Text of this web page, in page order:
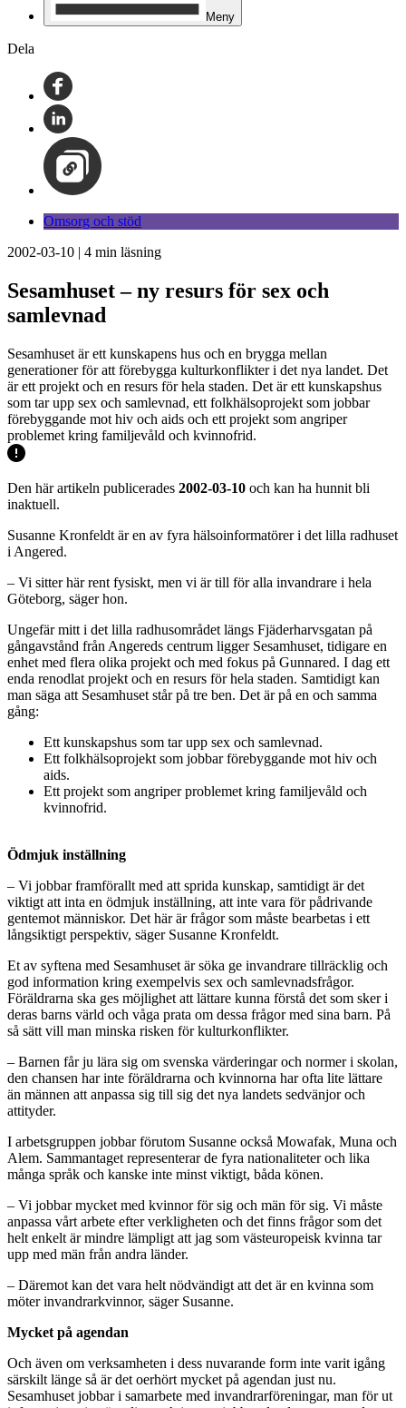
Meny
Dela
Omsorg och stöd
2002-03-10 | 4 min läsning
Sesamhuset – ny resurs för sex och
samlevnad
Sesamhuset är ett kunskapens hus och en brygga mellan
generationer för att förebygga kulturkonflikter i det nya landet. Det
är ett projekt och en resurs för hela staden. Det är ett kunskapshus
som tar upp sex och samlevnad, ett folkhälsoprojekt som jobbar
förebyggande mot hiv och aids och ett projekt som angriper
problemet kring familjevåld och kvinnofrid.
Den här artikeln publicerades 2002-03-10 och kan ha hunnit bli
inaktuell.
Susanne Kronfeldt är en av fyra hälsoinformatörer i det lilla radhuset
i Angered.
– Vi sitter här rent fysiskt, men vi är till för alla invandrare i hela
Göteborg, säger hon.
Ungefär mitt i det lilla radhusområdet längs Fjäderharvsgatan på
gångavstånd från Angereds centrum ligger Sesamhuset, tidigare en
enhet med flera olika projekt och med fokus på Gunnared. I dag ett
enda renodlat projekt och en resurs för hela staden. Samtidigt kan
man säga att Sesamhuset står på tre ben. Det är på en och samma
gång:
Ett kunskapshus som tar upp sex och samlevnad.
Ett folkhälsoprojekt som jobbar förebyggande mot hiv och
aids.
Ett projekt som angriper problemet kring familjevåld och
kvinnofrid.
Ödmjuk inställning
– Vi jobbar framförallt med att sprida kunskap, samtidigt är det
viktigt att inta en ödmjuk inställning, att inte vara för pådrivande
gentemot människor. Det här är frågor som måste bearbetas i ett
långsiktigt perspektiv, säger Susanne Kronfeldt.
Et av syftena med Sesamhuset är söka ge invandrare tillräcklig och
god information kring exempelvis sex och samlevnadsfrågor.
Föräldrarna ska ges möjlighet att lättare kunna förstå det som sker i
deras barns värld och våga prata om dessa frågor med sina barn. På
så sätt vill man minska risken för kulturkonflikter.
– Barnen får ju lära sig om svenska värderingar och normer i skolan,
den chansen har inte föräldrarna och kvinnorna har ofta lite lättare
än männen att anpassa sig till sig det nya landets sedvänjor och
attityder.
I arbetsgruppen jobbar förutom Susanne också Mowafak, Muna och
Alem. Sammantaget representerar de fyra nationaliteter och lika
många språk och kanske inte minst viktigt, båda könen.
– Vi jobbar mycket med kvinnor för sig och män för sig. Vi måste
anpassa vårt arbete efter verkligheten och det finns frågor som det
helt enkelt är mindre lämpligt att jag som västeuropeisk kvinna tar
upp med män från andra länder.
– Däremot kan det vara helt nödvändigt att det är en kvinna som
möter invandrarkvinnor, säger Susanne.
Mycket på agendan
Och även om verksamheten i dess nuvarande form inte varit igång
särskilt länge så är det oerhört mycket på agendan just nu.
Sesamhuset jobbar i samarbete med invandrarföreningar, man för ut